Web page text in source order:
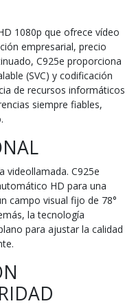
1080p que ofrece vídeo
empresarial, precio
C925e proporciona
(SVC) y codificación
de recursos informáticos
siempre fiables,
videollamada. C925e
HD para una
campo visual fijo de 78°
la tecnología
para ajustar la calidad